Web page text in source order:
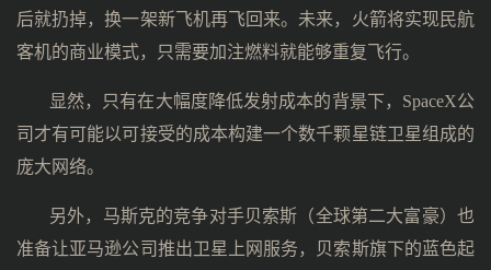
后就扔掉，换一架新飞机再飞回来。未来，火箭将实现民航
客机的商业模式，只需要加注燃料就能够重复飞行。
显然，只有在大幅度降低发射成本的背景下，SpaceX公
司才有可能以可接受的成本构建一个数千颗星链卫星组成的
庞大网络。
另外，马斯克的竞争对手贝索斯（全球第二大富豪）也
准备让亚马逊公司推出卫星上网服务，贝索斯旗下的蓝色起